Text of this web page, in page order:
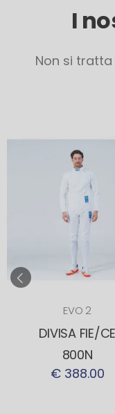
I
Non si
EVO 2
DIVISA FIE/CE
800N
€ 388.00